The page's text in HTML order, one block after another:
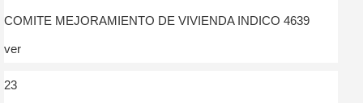
COMITE MEJORAMIENTO DE VIVIENDA INDICO 4639
ver
23